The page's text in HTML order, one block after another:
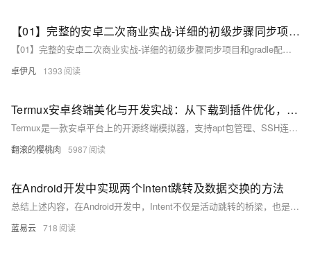
【01】完整的安卓二次商业实战-详细的初级步骤同步项目和gradle配置以及开发思路-优雅草伊凡
【01】完整的安卓二次商业实战-详细的初级步骤同步项目和gradle配置以及开发思路-优雅草伊凡
卓伊凡 1393
Termux安卓终端美化与开发实战：从下载到插件优化，小白也能玩转Linux
Termux是一款安卓平台上的开源终端模拟器，支持apt包管理、SSH连接及Python/Node.js/C++开发环境搭建，被誉为“手机上的Linux系统”。其特点包括零ROOT权限、跨平台开发和强大扩展性。本文详细介绍其安装准备、基础与高级环境配置、必备插件推荐、常见问题解决方法以及延伸学习资源，帮助用户充分利用Termux进行开发与学习。适用于Android 7+设备，原创内容转载请注明来源。
翻滚的樱桃肉 5987
在Android开发中实现两个Intent跳转及数据交换的方法
总结上述内容，在Android开发中，Intent不仅是活动跳转的桥梁，也是两个活动之间进行数据交换的媒介。运用Intent传递数据时需注意数据类型、传输大小限制以及安全性问题的处理，以确保应用的健壯性和安全性。
蓝易云 718